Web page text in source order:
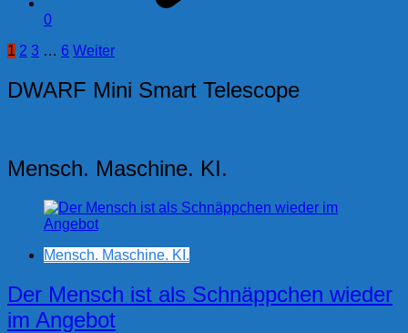
0
Seitennummerierung
der
Beiträge
1 2 3 … 6 Weiter
DWARF Mini Smart Telescope
Mensch. Maschine. KI.
Mensch. Maschine. KI.
Der Mensch ist als Schnäppchen wieder
im Angebot